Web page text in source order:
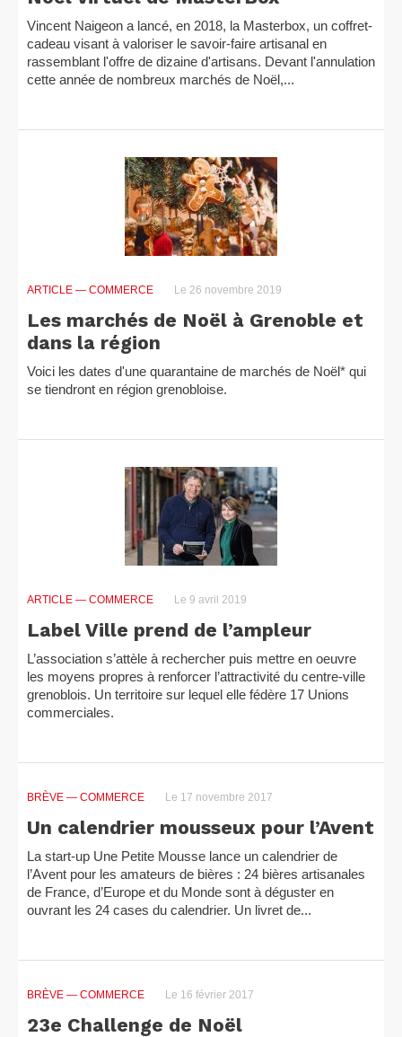
Vincent Naigeon a lancé, en 2018, la Masterbox, un coffret-
cadeau visant à valoriser le savoir-faire artisanal en
rassemblant l'offre de dizaine d'artisans. Devant l'annulation
cette année de nombreux marchés de Noël,...
ARTICLE — COMMERCE Le 26 novembre 2019
Les marchés de Noël à Grenoble et
dans la région
Voici les dates d'une quarantaine de marchés de Noël* qui
se tiendront en région grenobloise.
ARTICLE — COMMERCE Le 9 avril 2019
Label Ville prend de l’ampleur
L’association s’attèle à rechercher puis mettre en oeuvre
les moyens propres à renforcer l’attractivité du centre-ville
grenoblois. Un territoire sur lequel elle fédère 17 Unions
commerciales.
BRÈVE — COMMERCE Le 17 novembre 2017
Un calendrier mousseux pour l’Avent
La start-up Une Petite Mousse lance un calendrier de
l’Avent pour les amateurs de bières : 24 bières artisanales
de France, d’Europe et du Monde sont à déguster en
ouvrant les 24 cases du calendrier. Un livret de...
BRÈVE — COMMERCE Le 16 février 2017
23e Challenge de Noël